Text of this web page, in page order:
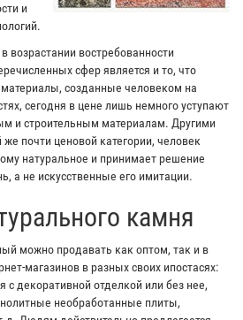
и
востребованности
сфер является и то, что
созданные человеком на
сегодня в цене лишь немного уступают
и строительным материалам. Другими
почти ценовой категории, человек
натуральное и принимает решение
а не искусственные его имитации.
камня
можно продавать как оптом, так и в
магазинов в разных своих ипостасях:
декоративной отделкой или без нее,
необработанные плиты,